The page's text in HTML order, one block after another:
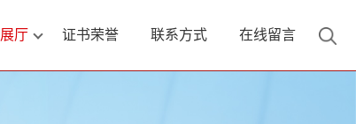
厅 证书荣誉 联系方式 在线留言